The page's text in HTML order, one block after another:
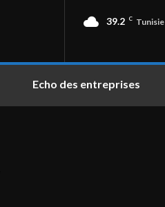
39.2 C Tunisie
Echo des entreprises